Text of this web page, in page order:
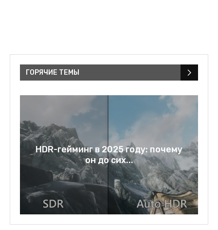
ГОРЯЧИЕ ТЕМЫ
почему
Rage bait: слово года 2025 и
зеркало нашей...